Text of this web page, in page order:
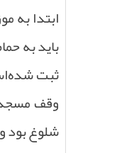
ابتدا به
باید به
ثبت
وقف
شلوغ بود